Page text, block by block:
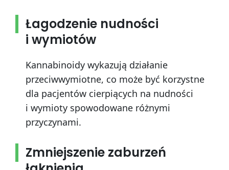
Łagodzenie nudności
i wymiotów
Kannabinoidy wykazują działanie
przeciwwymiotne, co może być korzystne
dla pacjentów cierpiących na nudności
i wymioty spowodowane różnymi
przyczynami.
Zmniejszenie zaburzeń